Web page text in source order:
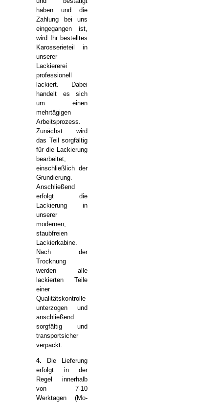
haben und die
Zahlung bei uns
eingegangen ist,
wird Ihr bestelltes
Karosserieteil in
unserer
Lackiererei
professionell
lackiert. Dabei
handelt es sich
um einen
mehrtägigen
Arbeitsprozess.
Zunächst wird
das Teil sorgfältig
für die Lackierung
bearbeitet,
einschließlich der
Grundierung.
Anschließend
erfolgt die
Lackierung in
unserer
modernen,
staubfreien
Lackierkabine.
Nach der
Trocknung
werden alle
lackierten Teile
einer
Qualitätskontrolle
unterzogen und
anschließend
sorgfältig und
transportsicher
verpackt.
4. Die Lieferung
erfolgt in der
Regel innerhalb
von 7-10
Werktagen (Mo-